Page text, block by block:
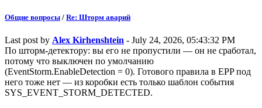
Общие вопросы / Re: Шторм аварий
Last post by Alex Kirhenshtein - July 24, 2026, 05:43:32 PM
По шторм-детектору: вы его не пропустили — он не сработал,
потому что выключен по умолчанию
(EventStorm.EnableDetection = 0). Готового правила в EPP под
него тоже нет — из коробки есть только шаблон события
SYS_EVENT_STORM_DETECTED.